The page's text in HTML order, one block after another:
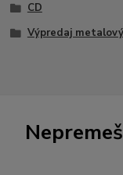
CD
Výpredaj